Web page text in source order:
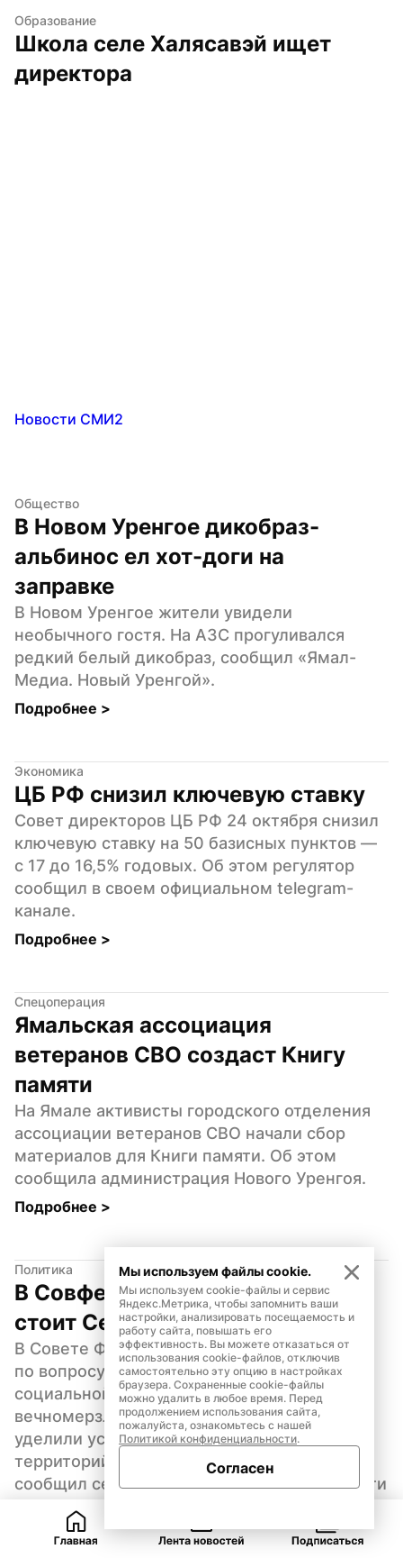
Образование
Школа селе Халясавэй ищет
директора
Новости СМИ2
Общество
В Новом Уренгое дикобраз-
альбинос ел хот-доги на
заправке
В Новом Уренгое жители увидели
необычного гостя. На АЗС прогуливался
редкий белый дикобраз, сообщил «Ямал-
Медиа. Новый Уренгой».
Подробнее >
Экономика
ЦБ РФ снизил ключевую ставку
Совет директоров ЦБ РФ 24 октября снизил
ключевую ставку на 50 базисных пунктов —
с 17 до 16,5% годовых. Об этом регулятор
сообщил в своем официальном telegram-
канале.
Подробнее >
Спецоперация
Ямальская ассоциация
ветеранов СВО создаст Книгу
памяти
На Ямале активисты городского отделения
ассоциации ветеранов СВО начали сбор
материалов для Книги памяти. Об этом
сообщила администрация Нового Уренгоя.
Подробнее >
Политика
В Совфеде обсудили то, на чем
стоит Север
В Совете Федерации прошел круглый стол
по вопросу эксплуатации жилья и объектов
социальной инфраструктуры на
вечномерзлых грунтах. Особое внимание
уделили успешным практикам северных
территорий, в том числе Ямала. Об этом
сообщил сенатор от законодательной власти
округа Алексей Ситников.
Подробнее >
Мы используем файлы cookie.
Мы используем cookie-файлы и сервис
Яндекс.Метрика, чтобы запомнить ваши
настройки, анализировать посещаемость и
работу сайта, повышать его
эффективность. Вы можете отказаться от
использования cookie-файлов, отключив
самостоятельно эту опцию в настройках
браузера. Сохраненные cookie-файлы
можно удалить в любое время. Перед
продолжением использования сайта,
пожалуйста, ознакомьтесь с нашей
Политикой конфиденциальности.
Согласен